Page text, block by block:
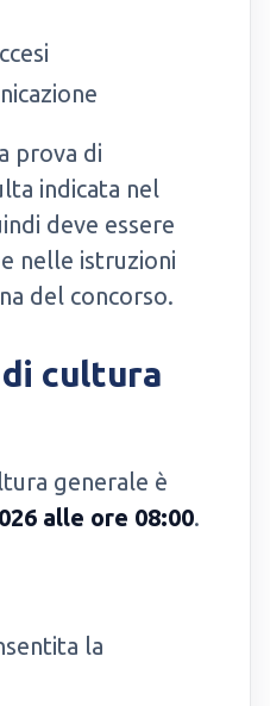
prova di
indicata nel
deve essere
nelle istruzioni
del concorso.
cultura
generale è
alle ore 08:00.
la